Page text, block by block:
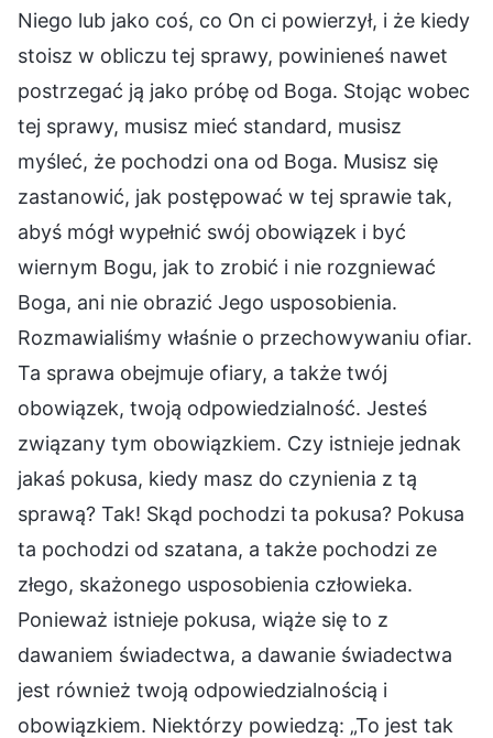
Niego lub jako coś, co On ci powierzył, i że kiedy
stoisz w obliczu tej sprawy, powinieneś nawet
postrzegać ją jako próbę od Boga. Stojąc wobec
tej sprawy, musisz mieć standard, musisz
myśleć, że pochodzi ona od Boga. Musisz się
zastanowić, jak postępować w tej sprawie tak,
abyś mógł wypełnić swój obowiązek i być
wiernym Bogu, jak to zrobić i nie rozgniewać
Boga, ani nie obrazić Jego usposobienia.
Rozmawialiśmy właśnie o przechowywaniu ofiar.
Ta sprawa obejmuje ofiary, a także twój
obowiązek, twoją odpowiedzialność. Jesteś
związany tym obowiązkiem. Czy istnieje jednak
jakaś pokusa, kiedy masz do czynienia z tą
sprawą? Tak! Skąd pochodzi ta pokusa? Pokusa
ta pochodzi od szatana, a także pochodzi ze
złego, skażonego usposobienia człowieka.
Ponieważ istnieje pokusa, wiąże się to z
dawaniem świadectwa, a dawanie świadectwa
jest również twoją odpowiedzialnością i
obowiązkiem. Niektórzy powiedzą: „To jest tak